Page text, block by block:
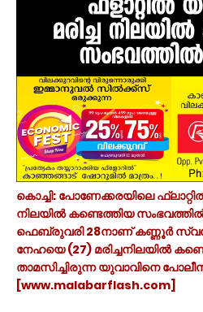
കൊച്ചി: പോണേക്കരയിലെ
നിലയിൽ കണ്ടെത്തിയ
ഫെബ്രുവരി 28നാണ് കണ്ണൂർ
നേഹയെ (27) മരിച്ചനിലയിൽ
താമസിച്ചിരുന്ന യുവാവിനെ
[www.malabarflash.com]